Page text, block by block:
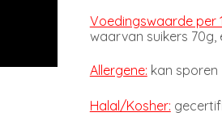
Voedingswaarde per
waarvan suikers 70g,
Allergene: kan
Halal/Kosher: